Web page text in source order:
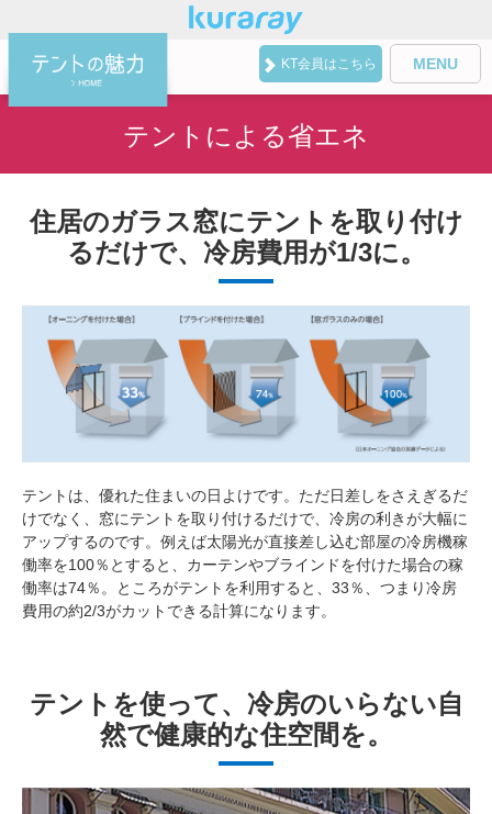
MENU
KT会員はこちら
テントによる省エネ
住居のガラス窓にテントを取り付け
るだけで、冷房費用が1/3に。
テントは、優れた住まいの日よけです。ただ日差しをさえぎるだ
けでなく、窓にテントを取り付けるだけで、冷房の利きが大幅に
アップするのです。例えば太陽光が直接差し込む部屋の冷房機稼
働率を100％とすると、カーテンやブラインドを付けた場合の稼
働率は74％。ところがテントを利用すると、33％、つまり冷房
費用の約2/3がカットできる計算になります。
テントを使って、冷房のいらない自
然で健康的な住空間を。